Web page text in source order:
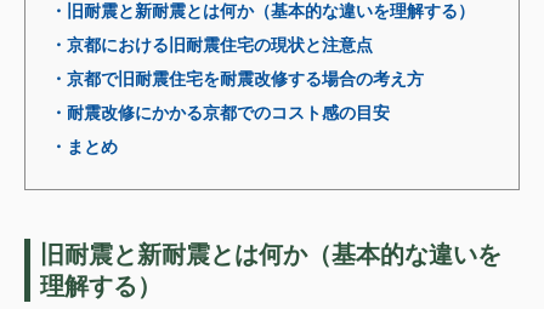
・旧耐震と新耐震とは何か（基本的な違いを理解する）
・京都における旧耐震住宅の現状と注意点
・京都で旧耐震住宅を耐震改修する場合の考え方
・耐震改修にかかる京都でのコスト感の目安
・まとめ
旧耐震と新耐震とは何か（基本的な違いを
理解する）